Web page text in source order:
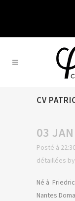
CV
03 JAN
Posté à
détaillées by
Né à
Nantes